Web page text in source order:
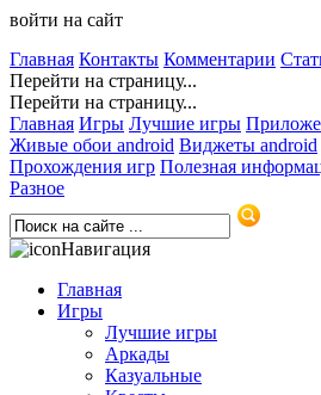
войти на сайт
Главная Контакты Комментарии
Перейти на страницу...
Перейти на страницу...
Главная Игры Лучшие игры
Живые обои android Виджеты android
Прохождения игр Полезная
Разное
Навигация
Главная
Игры
Лучшие игры
Аркады
Казуальные